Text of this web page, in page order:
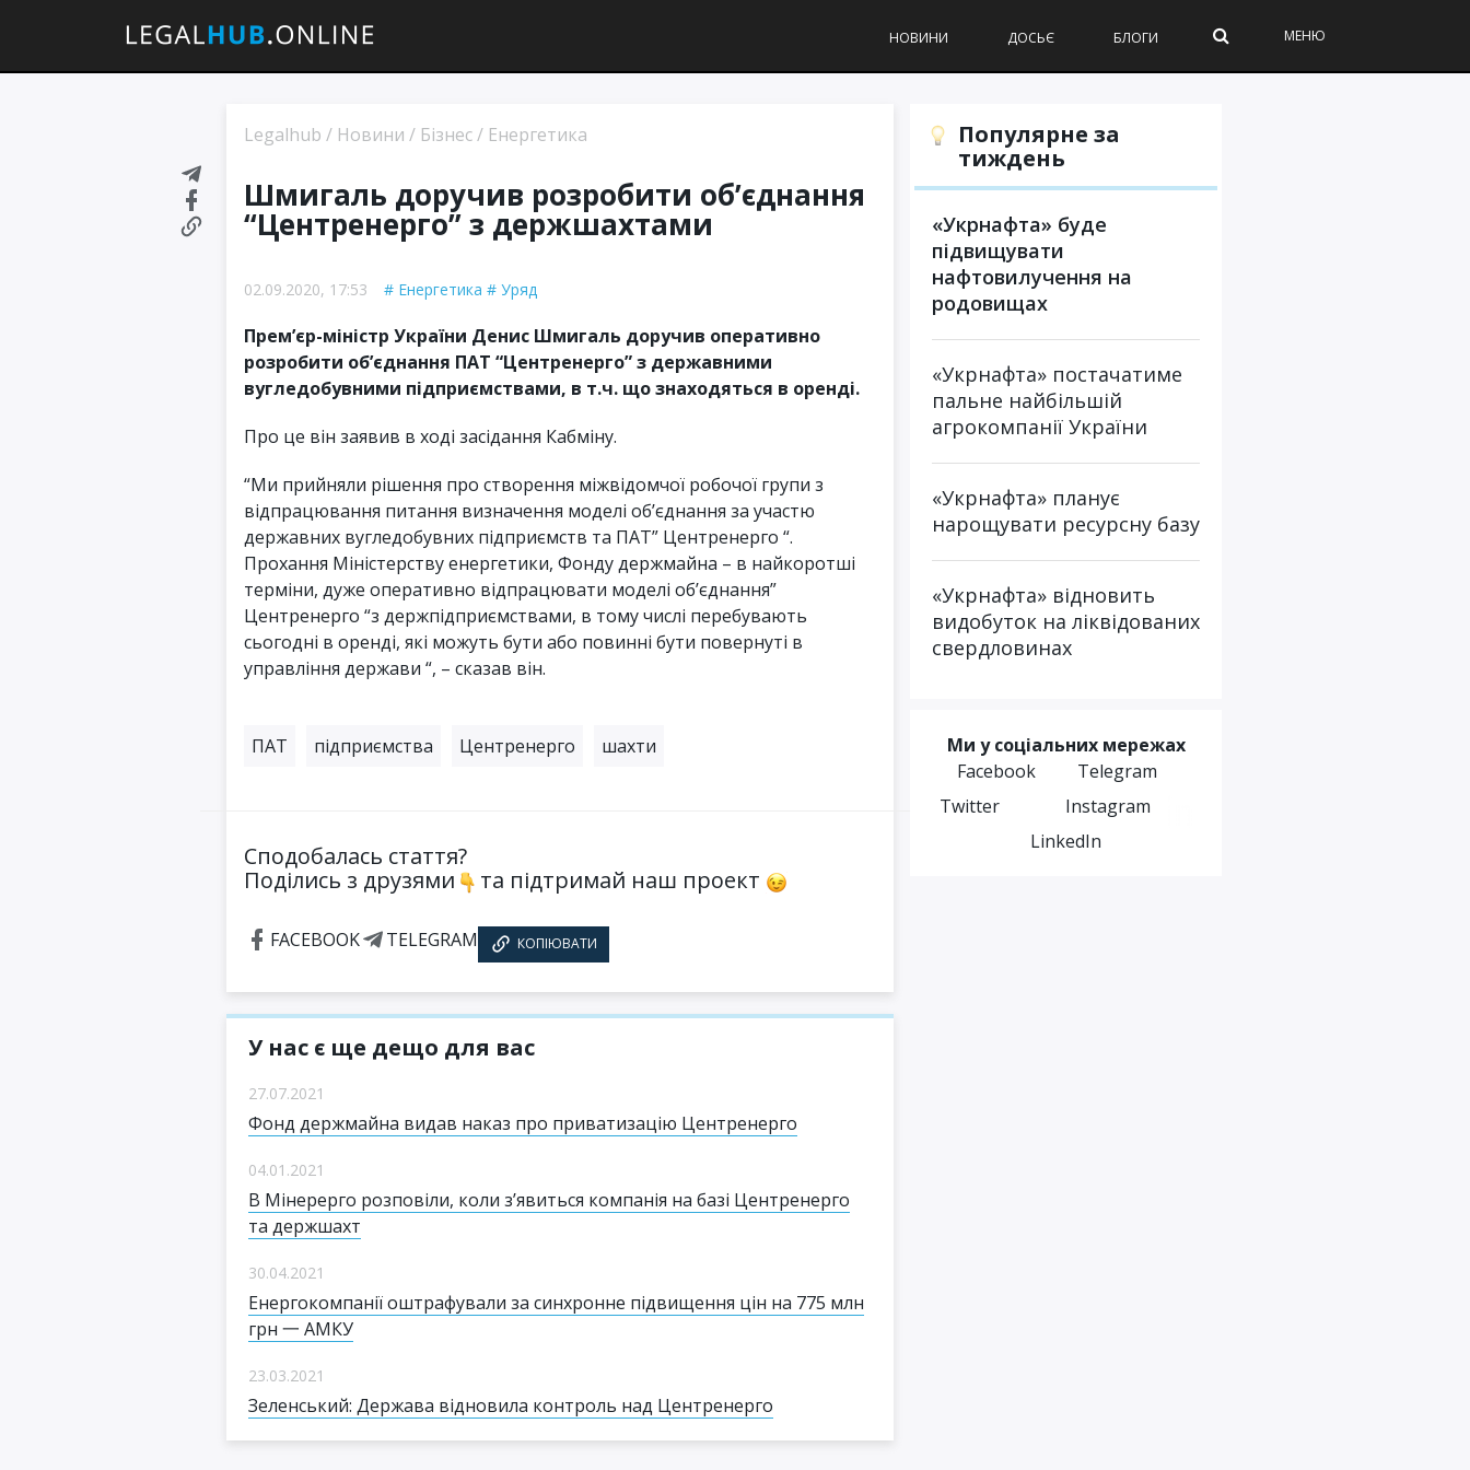
МЕНЮ
НОВИНИ ДОСЬЄ БЛОГИ
Legalhub / Новини / Бізнес/ Енергетика
02.09.2020, 17:53 Енергетика Уряд
Шмигаль доручив розробити об’єднання
“Центренерго” з держшахтами
Прем’єр-міністр України Денис Шмигаль доручив оперативно
розробити об’єднання ПАТ “Центренерго” з державними
вугледобувними підприємствами, в т.ч. що знаходяться в оренді.
Про це він заявив в ході засідання Кабміну.
“Ми прийняли рішення про створення міжвідомчої робочої групи з
відпрацювання питання визначення моделі об’єднання за участю
державних вугледобувних підприємств та ПАТ” Центренерго “.
Прохання Міністерству енергетики, Фонду держмайна – в найкоротші
терміни, дуже оперативно відпрацювати моделі об’єднання”
Центренерго “з держпідприємствами, в тому числі перебувають
сьогодні в оренді, які можуть бути або повинні бути повернуті в
управління держави “, – сказав він.
ПАТ підприємства Центренерго шахти
Сподобалась стаття?
Поділись з друзями
та підтримай наш проект
FACEBOOK TELEGRAM КОПІЮВАТИ
У нас є ще дещо для вас
27.07.2021
Фонд держмайна видав наказ про приватизацію Центренерго
04.01.2021
В Мінерерго розповіли, коли з’явиться компанія на базі Центренерго
та держшахт
30.04.2021
Енергокомпанії оштрафували за синхронне підвищення цін на 775 млн
грн 一 АМКУ
23.03.2021
Зеленський: Держава відновила контроль над Центренерго
Популярне за
тиждень
«Укрнафта» буде
підвищувати
нафтовилучення на
родовищах
«Укрнафта» постачатиме
пальне найбільшій
агрокомпанії України
«Укрнафта» планує
нарощувати ресурсну базу
«Укрнафта» відновить
видобуток на ліквідованих
свердловинах
Ми у соціальних мережах
Facebook
Telegram
Twitter
Instagram
LinkedIn